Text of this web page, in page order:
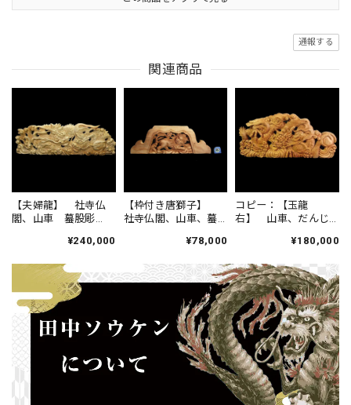
通報する
関連商品
【夫婦龍】 社寺仏
閣、山車 蟇股彫
¥240,000
【枠付き唐獅子】
社寺仏閣、山車、蟇
¥78,000
コピー：【玉龍
右】 山車、だんじ
¥180,000